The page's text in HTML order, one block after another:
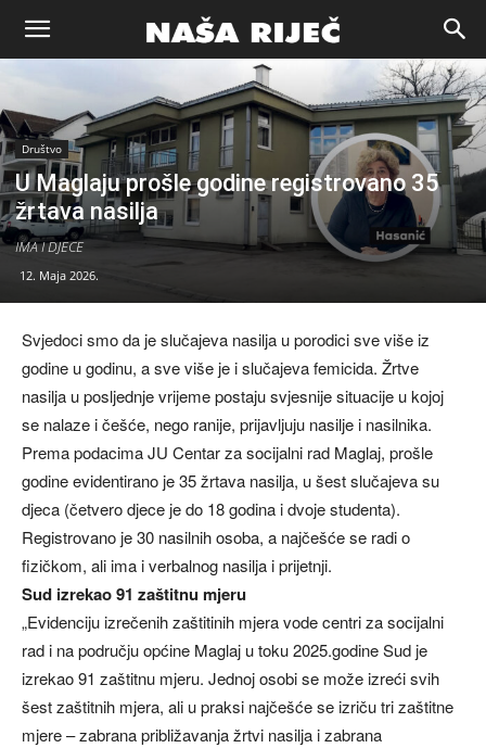
Naša
riječ
Zenica
Društvo
U Maglaju prošle godine registrovano 35
žrtava nasilja
IMA I DJECE
12. Maja 2026.
Svjedoci smo da je slučajeva nasilja u porodici sve više iz
godine u godinu, a sve više je i slučajeva femicida. Žrtve
nasilja u posljednje vrijeme postaju svjesnije situacije u kojoj
se nalaze i češće, nego ranije, prijavljuju nasilje i nasilnika.
Prema podacima JU Centar za socijalni rad Maglaj, prošle
godine evidentirano je 35 žrtava nasilja, u šest slučajeva su
djeca (četvero djece je do 18 godina i dvoje studenta).
Registrovano je 30 nasilnih osoba, a najčešće se radi o
fizičkom, ali ima i verbalnog nasilja i prijetnji.
Sud izrekao 91 zaštitnu mjeru
„Evidenciju izrečenih zaštitinih mjera vode centri za socijalni
rad i na području općine Maglaj u toku 2025.godine Sud je
izrekao 91 zaštitnu mjeru. Jednoj osobi se može izreći svih
šest zaštitnih mjera, ali u praksi najčešće se izriču tri zaštitne
mjere – zabrana približavanja žrtvi nasilja i zabrana